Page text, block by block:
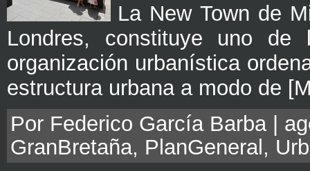
La New Town de
Londres, constituye uno de
organización urbanística
estructura urbana a modo de
Por Federico García Barba |
GranBretaña, PlanGeneral ,